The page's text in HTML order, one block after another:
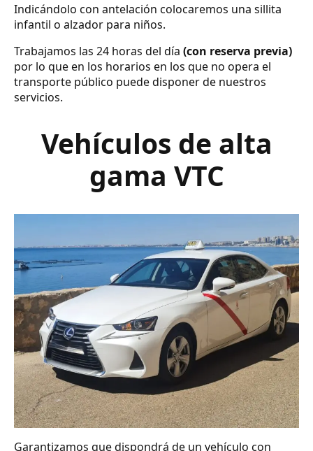
Indicándolo con antelación colocaremos una sillita
infantil o alzador para niños.
Trabajamos las 24 horas del día (con reserva previa)
por lo que en los horarios en los que no opera el
transporte público puede disponer de nuestros
servicios.
Vehículos de alta
gama VTC
Garantizamos que dispondrá de un vehículo con